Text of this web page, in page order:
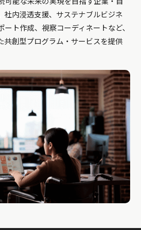
社内浸透支援、サステナブルビジネ
ート作成、視察コーディネートなど、
共創型プログラム・サービスを提供